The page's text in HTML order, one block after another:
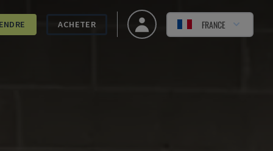
ACHETER FRANCE